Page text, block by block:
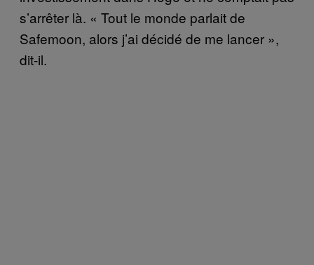
s’arrêter là. « Tout le monde parlait de
Safemoon, alors j’ai décidé de me lancer »,
dit-il.